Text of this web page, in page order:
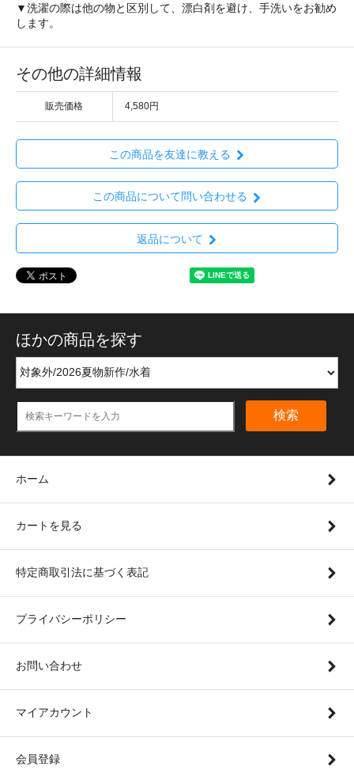
▼洗濯の際は他の物と区別して、漂白剤を避け、手洗いをお勧め
します。
その他の詳細情報
販売価格 4,580円
この商品を友達に教える
この商品について問い合わせる
返品について
ほかの商品を探す
検索
ホーム
カートを見る
特定商取引法に基づく表記
プライバシーポリシー
お問い合わせ
マイアカウント
会員登録